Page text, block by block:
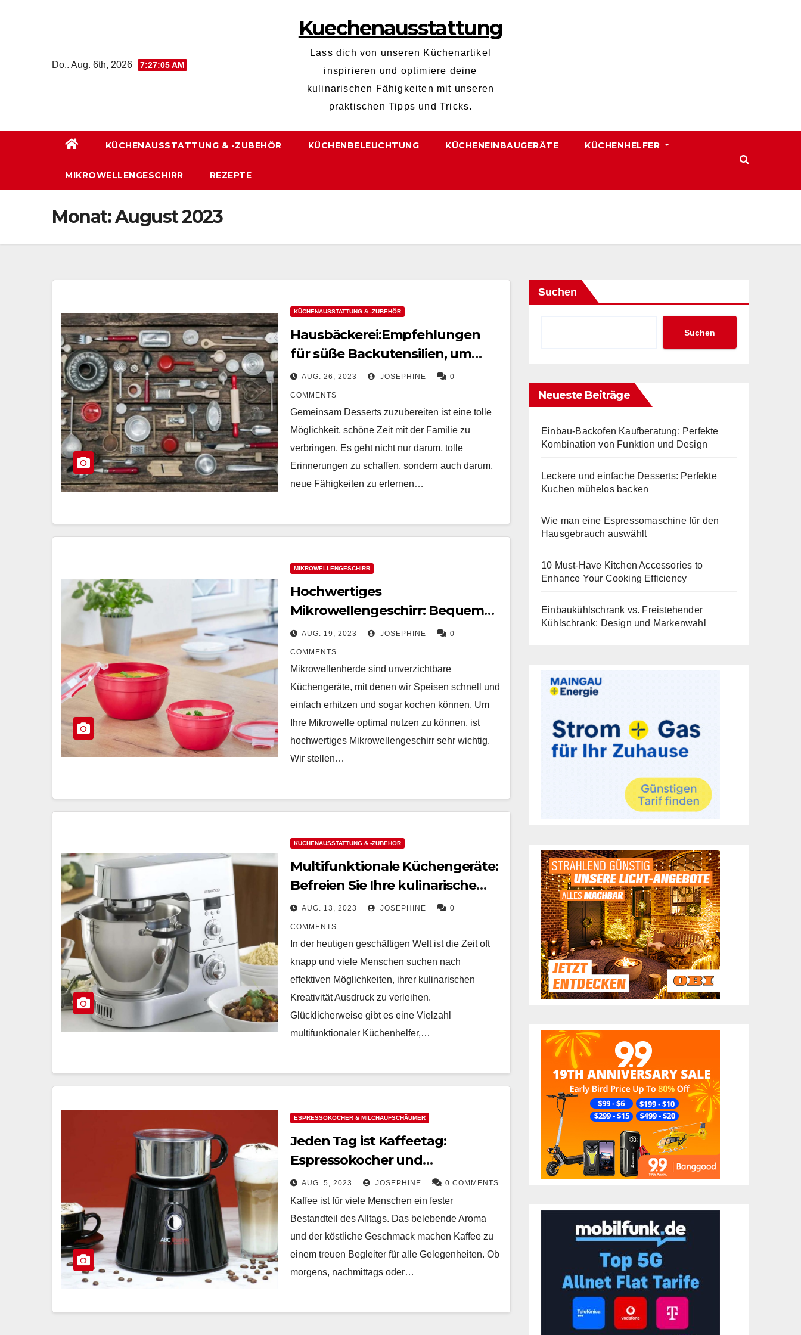
Do.. Aug. 6th, 2026 7:27:06 AM
Kuechenausstattung
Lass dich von unseren Küchenartikel
inspirieren und optimiere deine
kulinarischen Fähigkeiten mit unseren
praktischen Tipps und Tricks.
KÜCHENAUSSTATTUNG & -ZUBEHÖR KÜCHENBELEUCHTUNG KÜCHENEINBAUGERÄTE KÜCHENHELFER
MIKROWELLENGESCHIRR REZEPTE
Monat:August 2023
KÜCHENAUSSTATTUNG & -ZUBEHÖR
Hausbäckerei:Empfehlungen
für süße Backutensilien, um
schöne Zeit mit der Familie zu
verbringen
AUG. 26, 2023 JOSEPHINE 0
COMMENTS
Gemeinsam Desserts zuzubereiten ist eine tolle
Möglichkeit, schöne Zeit mit der Familie zu
verbringen. Es geht nicht nur darum, tolle
Erinnerungen zu schaffen, sondern auch darum,
neue Fähigkeiten zu erlernen…
MIKROWELLENGESCHIRR
Hochwertiges
Mikrowellengeschirr: Bequeme
und schnelle Lösungen zum
Aufwärmen und Kochen
AUG. 19, 2023 JOSEPHINE 0
COMMENTS
Mikrowellenherde sind unverzichtbare
Küchengeräte, mit denen wir Speisen schnell und
einfach erhitzen und sogar kochen können. Um
Ihre Mikrowelle optimal nutzen zu können, ist
hochwertiges Mikrowellengeschirr sehr wichtig.
Wir stellen…
KÜCHENAUSSTATTUNG & -ZUBEHÖR
Multifunktionale Küchengeräte:
Befreien Sie Ihre kulinarische
Kreativität
AUG. 13, 2023 JOSEPHINE 0
COMMENTS
In der heutigen geschäftigen Welt ist die Zeit oft
knapp und viele Menschen suchen nach
effektiven Möglichkeiten, ihrer kulinarischen
Kreativität Ausdruck zu verleihen.
Glücklicherweise gibt es eine Vielzahl
multifunktionaler Küchenhelfer,…
ESPRESSOKOCHER & MILCHAUFSCHÄUMER
Jeden Tag ist Kaffeetag:
Espressokocher und
Milchaufschäumer bringen
Ihnen perfekte Kaffeemomente
AUG. 5, 2023 JOSEPHINE 0 COMMENTS
Kaffee ist für viele Menschen ein fester
Bestandteil des Alltags. Das belebende Aroma
und der köstliche Geschmack machen Kaffee zu
einem treuen Begleiter für alle Gelegenheiten. Ob
morgens, nachmittags oder…
Suchen
Suchen
Neueste Beiträge
Einbau-Backofen Kaufberatung: Perfekte
Kombination von Funktion und Design
Leckere und einfache Desserts: Perfekte
Kuchen mühelos backen
Wie man eine Espressomaschine für den
Hausgebrauch auswählt
10 Must-Have Kitchen Accessories to
Enhance Your Cooking Efficiency
Einbaukühlschrank vs. Freistehender
Kühlschrank: Design und Markenwahl